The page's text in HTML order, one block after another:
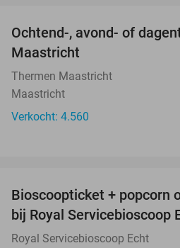
Ochtend-, avond- of
Maastricht
Thermen Maastricht
Maastricht
Verkocht: 4.560
Bioscoopticket + popcorn
bij Royal Servicebioscoop
Royal Servicebioscoop Echt